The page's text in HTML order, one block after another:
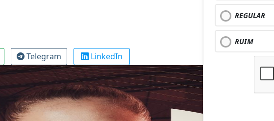
Telegram LinkedIn
REGULAR
RUIM